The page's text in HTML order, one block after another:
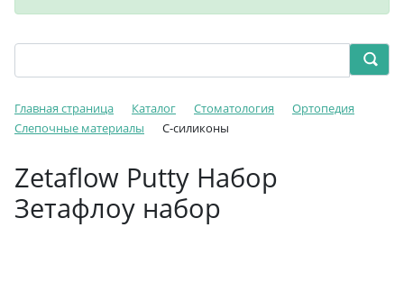
Главная страница Каталог Стоматология
Ортопедия
Слепочные материалы
C-силиконы
Zetaflow Putty Набор
Зетафлоу набор